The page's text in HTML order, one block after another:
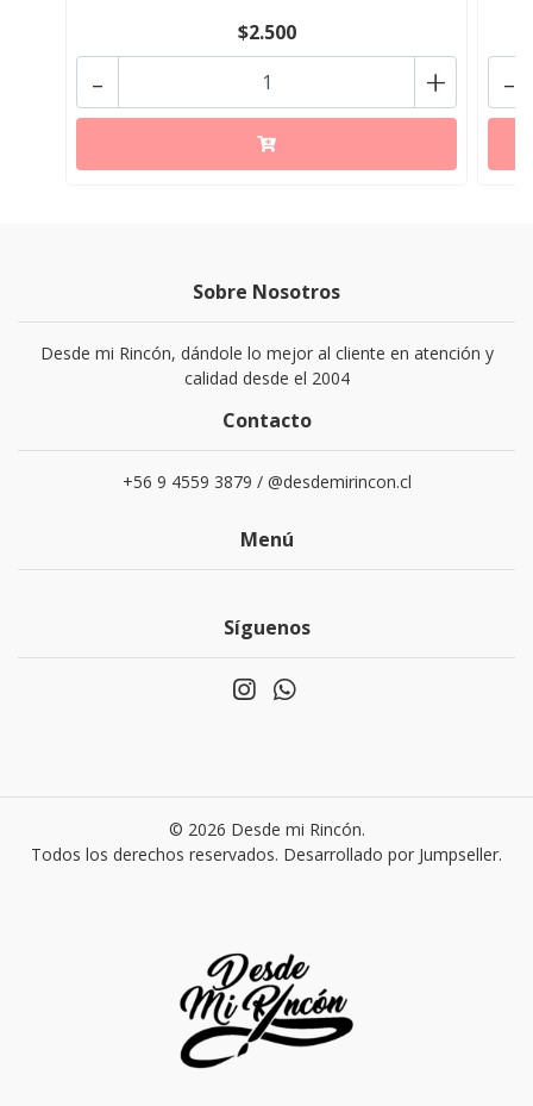
$2.500
+
- -
Sobre Nosotros
Desde mi Rincón, dándole lo mejor al cliente en atención y
calidad desde el 2004
Contacto
+56 9 4559 3879 / @desdemirincon.cl
Menú
Síguenos
© 2026 Desde mi Rincón.
Todos los derechos reservados. Desarrollado por Jumpseller.